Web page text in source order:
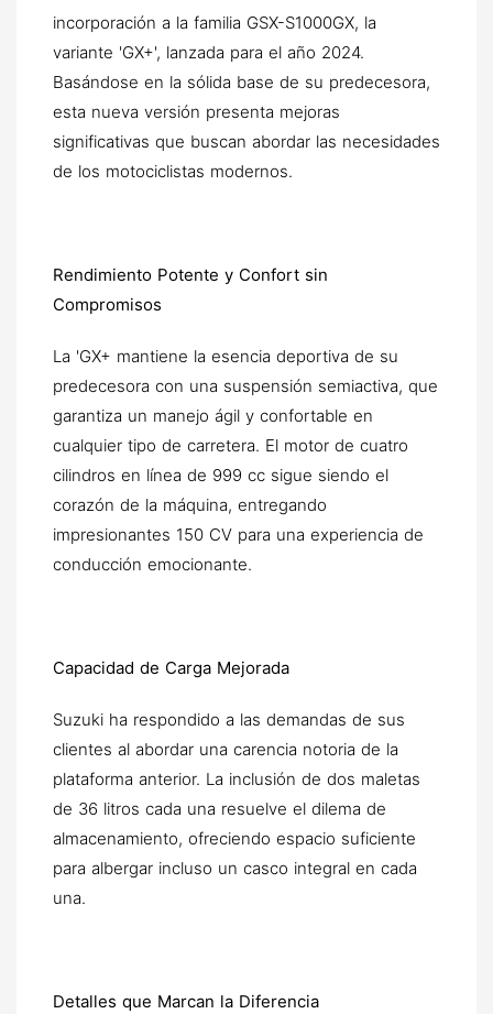
incorporación a la familia GSX-S1000GX, la
variante 'GX+', lanzada para el año 2024.
Basándose en la sólida base de su predecesora,
esta nueva versión presenta mejoras
significativas que buscan abordar las necesidades
de los motociclistas modernos.
Rendimiento Potente y Confort sin
Compromisos
La 'GX+ mantiene la esencia deportiva de su
predecesora con una suspensión semiactiva, que
garantiza un manejo ágil y confortable en
cualquier tipo de carretera. El motor de cuatro
cilindros en línea de 999 cc sigue siendo el
corazón de la máquina, entregando
impresionantes 150 CV para una experiencia de
conducción emocionante.
Capacidad de Carga Mejorada
Suzuki ha respondido a las demandas de sus
clientes al abordar una carencia notoria de la
plataforma anterior. La inclusión de dos maletas
de 36 litros cada una resuelve el dilema de
almacenamiento, ofreciendo espacio suficiente
para albergar incluso un casco integral en cada
una.
Detalles que Marcan la Diferencia